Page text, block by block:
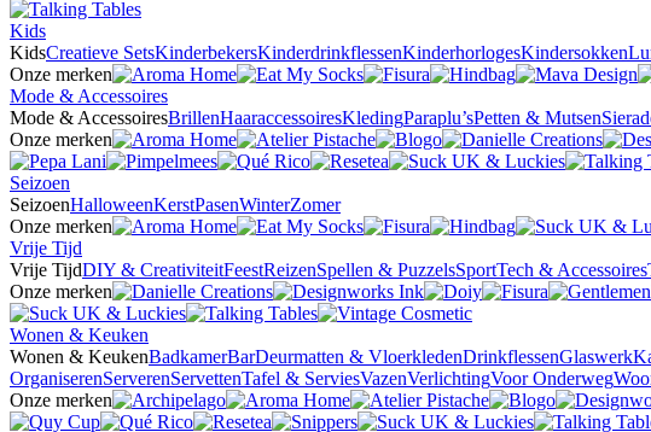
Kids
KidsCreatieve SetsKinderbekersKinderdrinkflessenKinderhorlogesKindersokken
Onze merken
Mode & Accessoires
Mode & AccessoiresBrillenHaaraccessoiresKledingParaplu’sPetten & Mutsen
Onze merken
Seizoen
SeizoenHalloweenKerstPasenWinterZomer
Onze merken
Vrije Tijd
Vrije TijdDIY & CreativiteitFeestReizenSpellen & PuzzelsSportTech & Accessoires
Onze merken
Wonen & Keuken
Wonen & KeukenBadkamerBarDeurmatten & VloerkledenDrinkflessenGlaswerk
OrganiserenServerenServettenTafel & ServiesVazenVerlichtingVoor Onderweg
Onze merken